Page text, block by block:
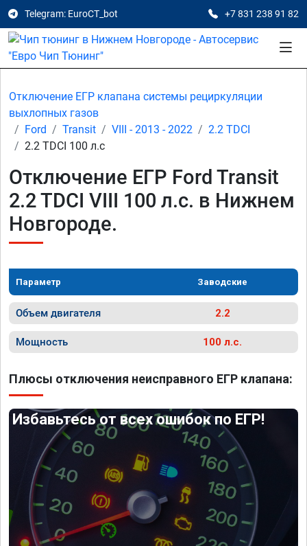
Telegram: EuroCT_bot +7 831 238 91 82
Отключение ЕГР клапана системы рециркуляции
выхлопных газов
Ford
Transit VIII - 2013 - 2022
2.2 TDCI
2.2 TDCI 100 л.с
Отключение ЕГР Ford Transit
2.2 TDCI VIII 100 л.с. в Нижнем
Новгороде.
Параметр Заводские
Объем двигателя 2.2
Мощность 100 л.с.
Плюсы отключения неисправного ЕГР клапана:
Избавьтесь от всех ошибок по ЕГР!